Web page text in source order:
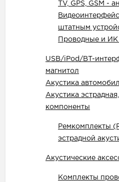
TV, GPS, GSM -
штатным
Проводные и
USB/iPod/BT-
магнитол
Акустика
Акустика
компоненты
Ремкомплекты
эстрадной
Акустические
Комплекты